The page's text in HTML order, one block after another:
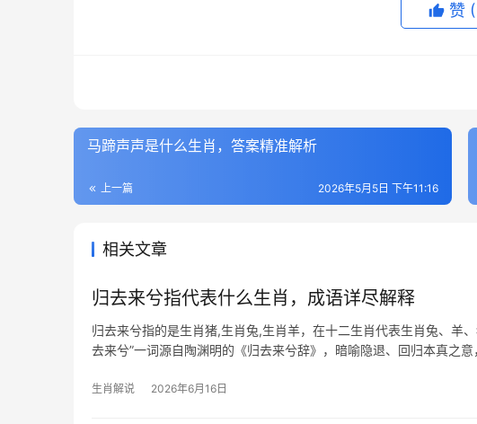
赞
马蹄声声是什么生肖，答案精准解析
上一篇 2026年5月5日 下午11:16
相关文章
归去来兮指代表什么生肖，成语详尽解释
归去来兮指的是生肖猪,生肖兔,生肖羊，在十二生肖代表生肖兔、羊
去来兮”一词源自陶渊明的《归去来兮辞》，暗喻隐退、回归本真之
生肖解说 2026年6月16日